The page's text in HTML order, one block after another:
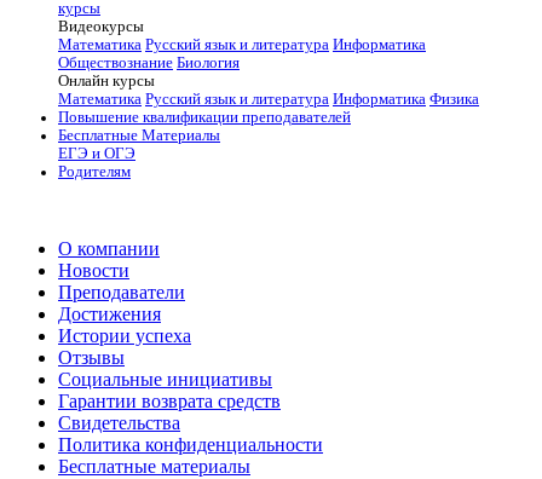
курсы
Видеокурсы
Математика Русский язык и литература Информатика
Обществознание Биология
Онлайн курсы
Математика Русский язык и литература Информатика Физика
Повышение квалификации преподавателей
Бесплатные Материалы
ЕГЭ и ОГЭ
Родителям
О компании
Новости
Преподаватели
Достижения
Истории успеха
Отзывы
Социальные инициативы
Гарантии возврата средств
Свидетельства
Политика конфиденциальности
Бесплатные материалы